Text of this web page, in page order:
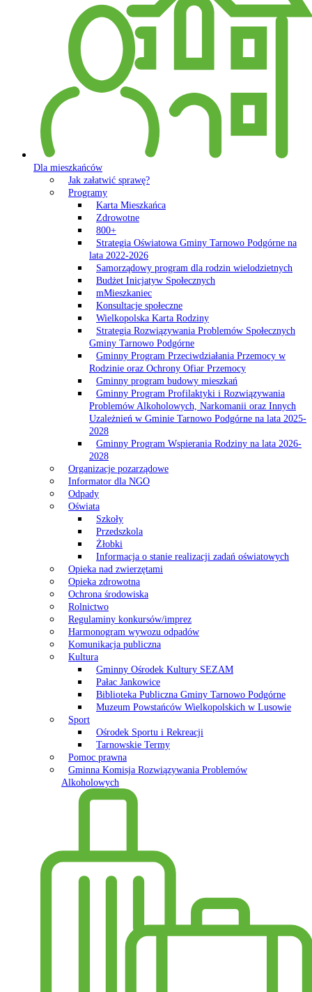
Dla mieszkańców
Jak załatwić sprawę?
Programy
Karta Mieszkańca
Zdrowotne
800+
Strategia Oświatowa Gminy Tarnowo Podgórne na
lata 2022-2026
Samorządowy program dla rodzin wielodzietnych
Budżet Inicjatyw Społecznych
mMieszkaniec
Konsultacje społeczne
Wielkopolska Karta Rodziny
Strategia Rozwiązywania Problemów Społecznych
Gminy Tarnowo Podgórne
Gminny Program Przeciwdziałania Przemocy w
Rodzinie oraz Ochrony Ofiar Przemocy
Gminny program budowy mieszkań
Gminny Program Profilaktyki i Rozwiązywania
Problemów Alkoholowych, Narkomanii oraz Innych
Uzależnień w Gminie Tarnowo Podgórne na lata 2025-
2028
Gminny Program Wspierania Rodziny na lata 2026-
2028
Organizacje pozarządowe
Informator dla NGO
Odpady
Oświata
Szkoły
Przedszkola
Żłobki
Informacja o stanie realizacji zadań oświatowych
Opieka nad zwierzętami
Opieka zdrowotna
Ochrona środowiska
Rolnictwo
Regulaminy konkursów/imprez
Harmonogram wywozu odpadów
Komunikacja publiczna
Kultura
Gminny Ośrodek Kultury SEZAM
Pałac Jankowice
Biblioteka Publiczna Gminy Tarnowo Podgórne
Muzeum Powstańców Wielkopolskich w Lusowie
Sport
Ośrodek Sportu i Rekreacji
Tarnowskie Termy
Pomoc prawna
Gminna Komisja Rozwiązywania Problemów
Alkoholowych